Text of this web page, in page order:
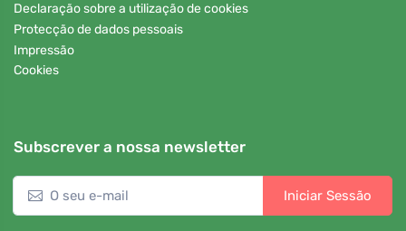
Declaração sobre a utilização de cookies
Protecção de dados pessoais
Impressão
Cookies
Subscrever a nossa newsletter
Iniciar Sessão